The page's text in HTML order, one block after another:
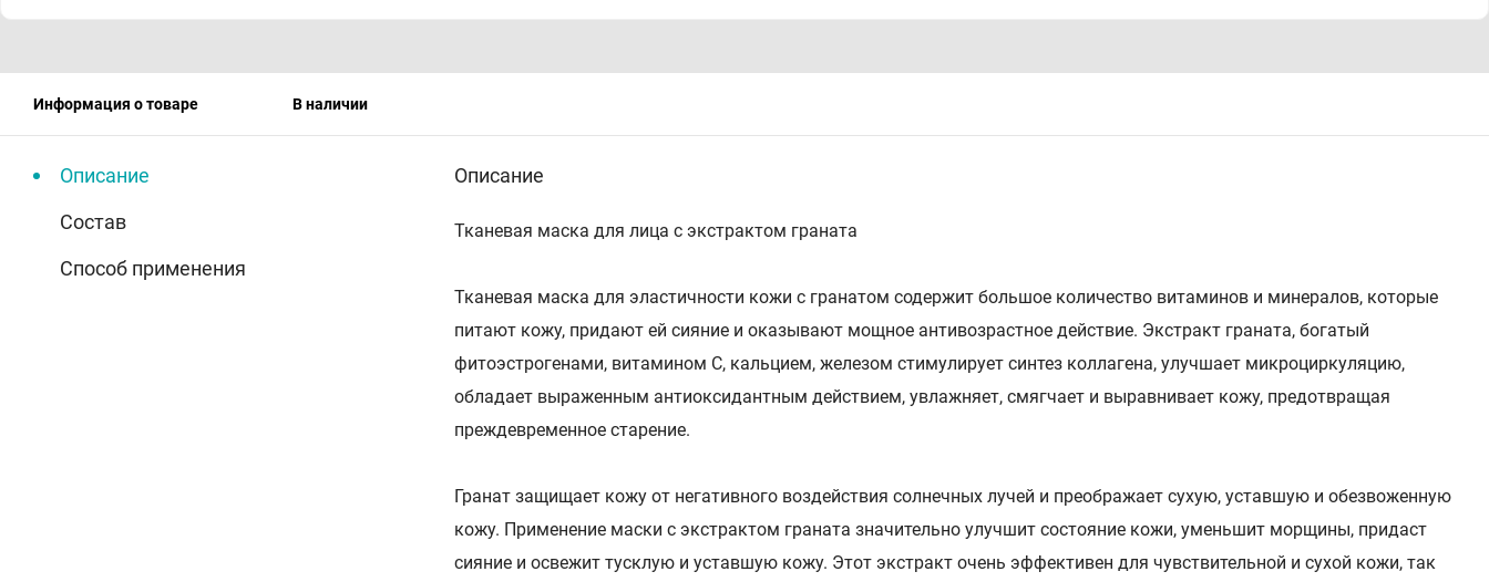
Информация о товаре В наличии
Описание
Состав
Способ применения
Описание
Тканевая маска для лица с экстрактом граната
Тканевая маска для эластичности кожи с гранатом содержит большое количество витаминов и минералов, которые
питают кожу, придают ей сияние и оказывают мощное антивозрастное действие. Экстракт граната, богатый
фитоэстрогенами, витамином С, кальцием, железом стимулирует синтез коллагена, улучшает микроциркуляцию,
обладает выраженным антиоксидантным действием, увлажняет, смягчает и выравнивает кожу, предотвращая
преждевременное старение.
Гранат защищает кожу от негативного воздействия солнечных лучей и преображает сухую, уставшую и обезвоженную
кожу. Применение маски с экстрактом граната значительно улучшит состояние кожи, уменьшит морщины, придаст
сияние и освежит тусклую и уставшую кожу. Этот экстракт очень эффективен для чувствительной и сухой кожи, так